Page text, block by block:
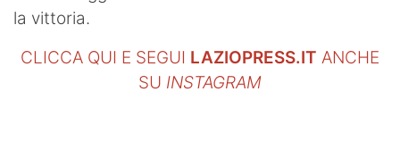
la vittoria.
CLICCA QUI E SEGUI LAZIOPRESS.IT ANCHE
SU INSTAGRAM